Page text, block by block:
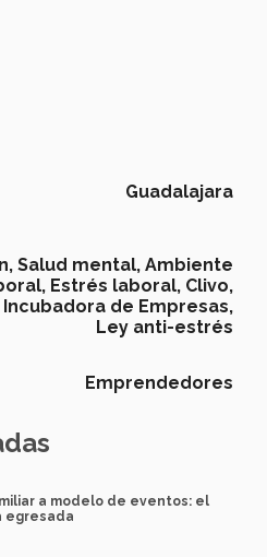
Guadalajara
Salud mental, Ambiente
Estrés laboral, Clivo,
Incubadora de Empresas,
Ley anti-estrés
Emprendedores
a modelo de eventos: el
egresada